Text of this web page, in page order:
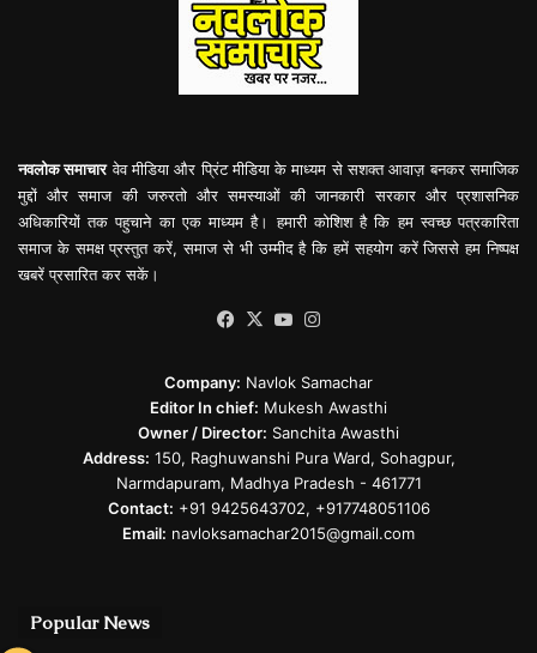
नवलोक समाचारवेव मीडिया और प्रिंट मीडिया के माध्यम से सशक्त आवाज़ बनकर समाजिक
मुद्दों और समाज की जरुरतो और समस्याओं की जानकारी सरकार और प्रशासनिक
अधिकारियों तक पहुचाने का एक माध्यम है। हमारी कोशिश है कि हम स्वच्छ पत्रकारिता
समाज के समक्ष प्रस्तुत करें, समाज से भी उम्मीद है कि हमें सहयोग करें जिससे हम निष्पक्ष
खबरें प्रसारित कर सकें।
Facebook
X YouTube
Company: Navlok Samachar
Editor In chief: Mukesh Awasthi
Owner / Director: Sanchita Awasthi
Address: 150, Raghuwanshi Pura Ward, Sohagpur,
Narmdapuram, Madhya Pradesh - 461771
Contact: +91 9425643702, +917748051106
Email: navloksamachar2015@gmail.com
Popular News